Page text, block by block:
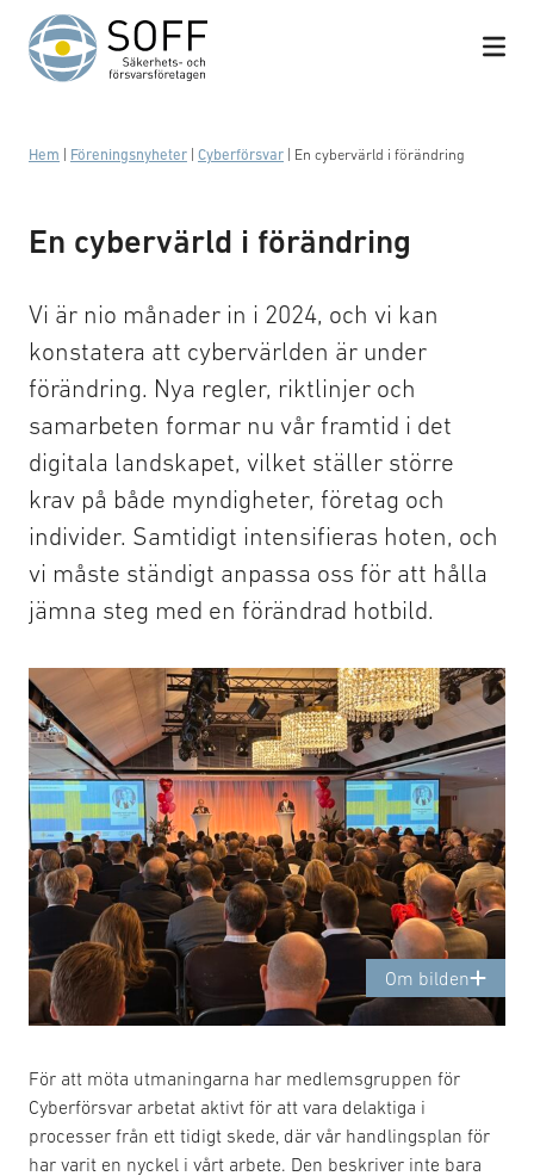
Hoppa till innehåll
Hem Föreningsnyheter Cyberförsvar En cybervärld i förändring
En cybervärld i förändring
Vi är nio månader in i 2024, och vi kan
konstatera att cybervärlden är under
förändring. Nya regler, riktlinjer och
samarbeten formar nu vår framtid i det
digitala landskapet, vilket ställer större
krav på både myndigheter, företag och
individer. Samtidigt intensifieras hoten, och
vi måste ständigt anpassa oss för att hålla
jämna steg med en förändrad hotbild.
Om bilden
Cyberförsvarsdagen 2024
För att möta utmaningarna har medlemsgruppen för
Cyberförsvar arbetat aktivt för att vara delaktiga i
processer från ett tidigt skede, där vår handlingsplan för
har varit en nyckel i vårt arbete. Den beskriver inte bara